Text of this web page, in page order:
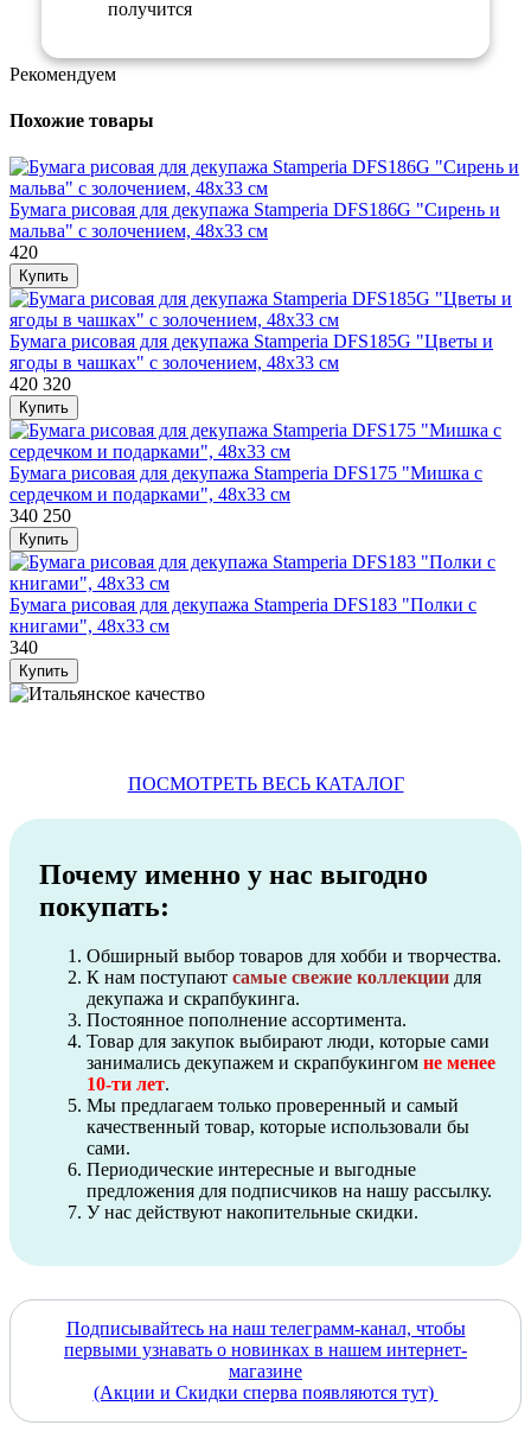
получится
Рекомендуем
Похожие товары
Бумага рисовая для декупажа Stamperia DFS186G "Сирень и
мальва" с золочением, 48х33 см
420
Бумага рисовая для декупажа Stamperia DFS185G "Цветы и
ягоды в чашках" с золочением, 48х33 см
420 320
Бумага рисовая для декупажа Stamperia DFS175 "Мишка с
сердечком и подарками", 48х33 см
340 250
Бумага рисовая для декупажа Stamperia DFS183 "Полки с
книгами", 48х33 см
340
ПОСМОТРЕТЬ ВЕСЬ КАТАЛОГ
Почему именно у нас выгодно
покупать:
Обширный выбор товаров для хобби и творчества.
К нам поступают самые свежие коллекции для
декупажа и скрапбукинга.
Постоянное пополнение ассортимента.
Товар для закупок выбирают люди, которые сами
занимались декупажем и скрапбукингом не менее
10-ти лет.
Мы предлагаем только проверенный и самый
качественный товар, которые использовали бы
сами.
Периодические интересные и выгодные
предложения для подписчиков на нашу рассылку.
У нас действуют накопительные скидки.
Подписывайтесь на наш телеграмм-канал, чтобы
первыми узнавать о новинках в нашем интернет-
магазине
(Акции и Скидки сперва появляются тут)